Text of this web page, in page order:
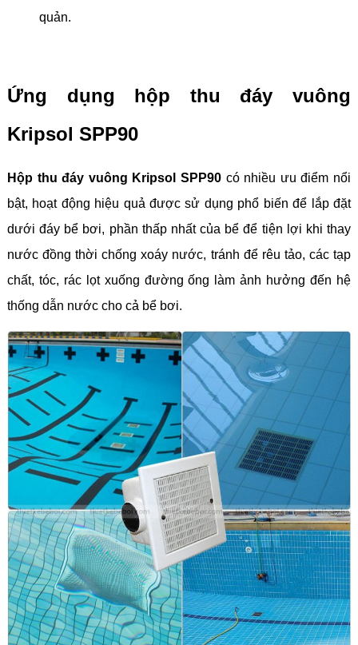
quản.
Ứng dụng hộp thu đáy vuông
Kripsol SPP90
Hộp thu đáy vuông Kripsol SPP90 có nhiều ưu điểm nổi
bật, hoạt động hiệu quả được sử dụng phổ biến để lắp đặt
dưới đáy bể bơi, phần thấp nhất của bể để tiện lợi khi thay
nước đồng thời chống xoáy nước, tránh để rêu tảo, các tạp
chất, tóc, rác lọt xuống đường ống làm ảnh hưởng đến hệ
thống dẫn nước cho cả bể bơi.